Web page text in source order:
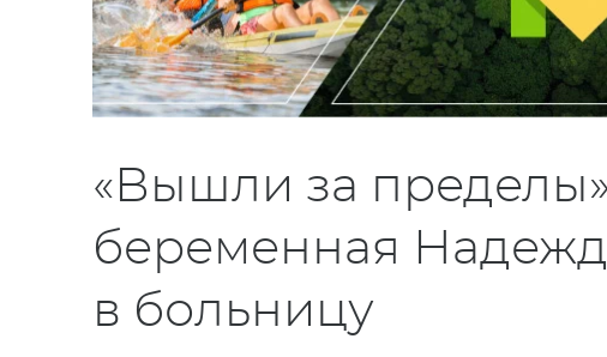
«Вышли за
беременная
в больницу